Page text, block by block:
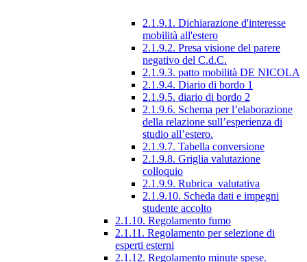
2.1.9.1. Dichiarazione d'interesse
mobilità all'estero
2.1.9.2. Presa visione del parere
negativo del C.d.C.
2.1.9.3. patto mobilità DE NICOLA
2.1.9.4. Diario di bordo 1
2.1.9.5. diario di bordo 2
2.1.9.6. Schema per l’elaborazione
della relazione sull’esperienza di
studio all’estero.
2.1.9.7. Tabella conversione
2.1.9.8. Griglia valutazione
colloquio
2.1.9.9. Rubrica_valutativa
2.1.9.10. Scheda dati e impegni
studente accolto
2.1.10. Regolamento fumo
2.1.11. Regolamento per selezione di
esperti esterni
2.1.12. Regolamento minute spese.